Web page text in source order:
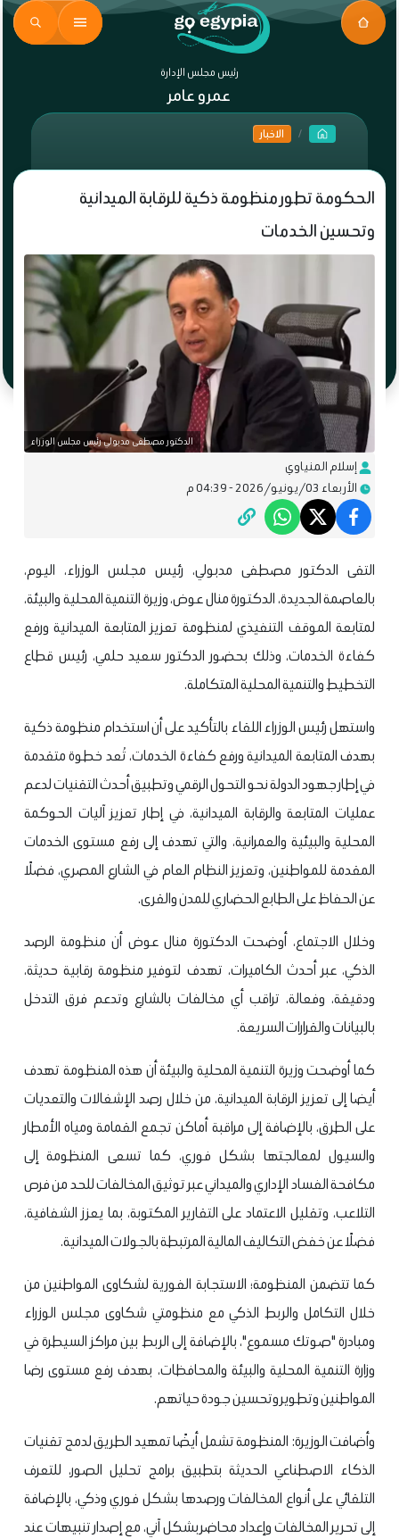
رئيس مجلس الإدارة
عمرو عامر
الاخبار
الحكومة تطور منظومة ذكية للرقابة الميدانية
وتحسين الخدمات
الدكتور مصطفى مدبولي رئيس مجلس الوزراء
إسلام المنياوي
الأربعاء 03/يونيو/2026 - 04:39 م
التقى الدكتور مصطفى مدبولي، رئيس مجلس الوزراء، اليوم،
بالعاصمة الجديدة، الدكتورة منال عوض، وزيرة التنمية المحلية والبيئة،
لمتابعة الموقف التنفيذي لمنظومة تعزيز المتابعة الميدانية ورفع
كفاءة الخدمات، وذلك بحضور الدكتور سعيد حلمي، رئيس قطاع
التخطيط والتنمية المحلية المتكاملة.
واستهل رئيس الوزراء اللقاء بالتأكيد على أن استخدام منظومة ذكية
بهدف المتابعة الميدانية ورفع كفاءة الخدمات، تُعد خطوة متقدمة
في إطار جهود الدولة نحو التحول الرقمي وتطبيق أحدث التقنيات لدعم
عمليات المتابعة والرقابة الميدانية، في إطار تعزيز آليات الحوكمة
المحلية والبيئية والعمرانية، والتي تهدف إلى رفع مستوى الخدمات
المقدمة للمواطنين، وتعزيز النظام العام في الشارع المصري، فضلًا
عن الحفاظ على الطابع الحضاري للمدن والقرى.
وخلال الاجتماع، أوضحت الدكتورة منال عوض أن منظومة الرصد
الذكي، عبر أحدث الكاميرات، تهدف لتوفير منظومة رقابية حديثة،
ودقيقة، وفعالة، تراقب أي مخالفات بالشارع وتدعم فرق التدخل
بالبيانات والقرارات السريعة.
كما أوضحت وزيرة التنمية المحلية والبيئة أن هذه المنظومة تهدف
أيضا إلى تعزيز الرقابة الميدانية، من خلال رصد الإشغالات والتعديات
على الطرق، بالإضافة إلى مراقبة أماكن تجمع القمامة ومياه الأمطار
والسيول لمعالجتها بشكل فوري، كما تسعى المنظومة إلى
مكافحة الفساد الإداري والميداني عبر توثيق المخالفات للحد من فرص
التلاعب، وتقليل الاعتماد على التقارير المكتوبة، بما يعزز الشفافية،
فضلًا عن خفض التكاليف المالية المرتبطة بالجولات الميدانية.
كما تتضمن المنظومة؛ الاستجابة الفورية لشكاوى المواطنين من
خلال التكامل والربط الذكي مع منظومتي شكاوى مجلس الوزراء
ومبادرة "صوتك مسموع"، بالإضافة إلى الربط بين مراكز السيطرة في
وزارة التنمية المحلية والبيئة والمحافظات، بهدف رفع مستوى رضا
المواطنين وتطوير وتحسين جودة حياتهم.
وأضافت الوزيرة: المنظومة تشمل أيضًا تمهيد الطريق لدمج تقنيات
الذكاء الاصطناعي الحديثة بتطبيق برامج تحليل الصور، للتعرف
التلقائي على أنواع المخالفات ورصدها بشكل فوري وذكي، بالإضافة
إلى تحرير المخالفات وإعداد محاضر بشكل آني، مع إصدار تنبيهات عند